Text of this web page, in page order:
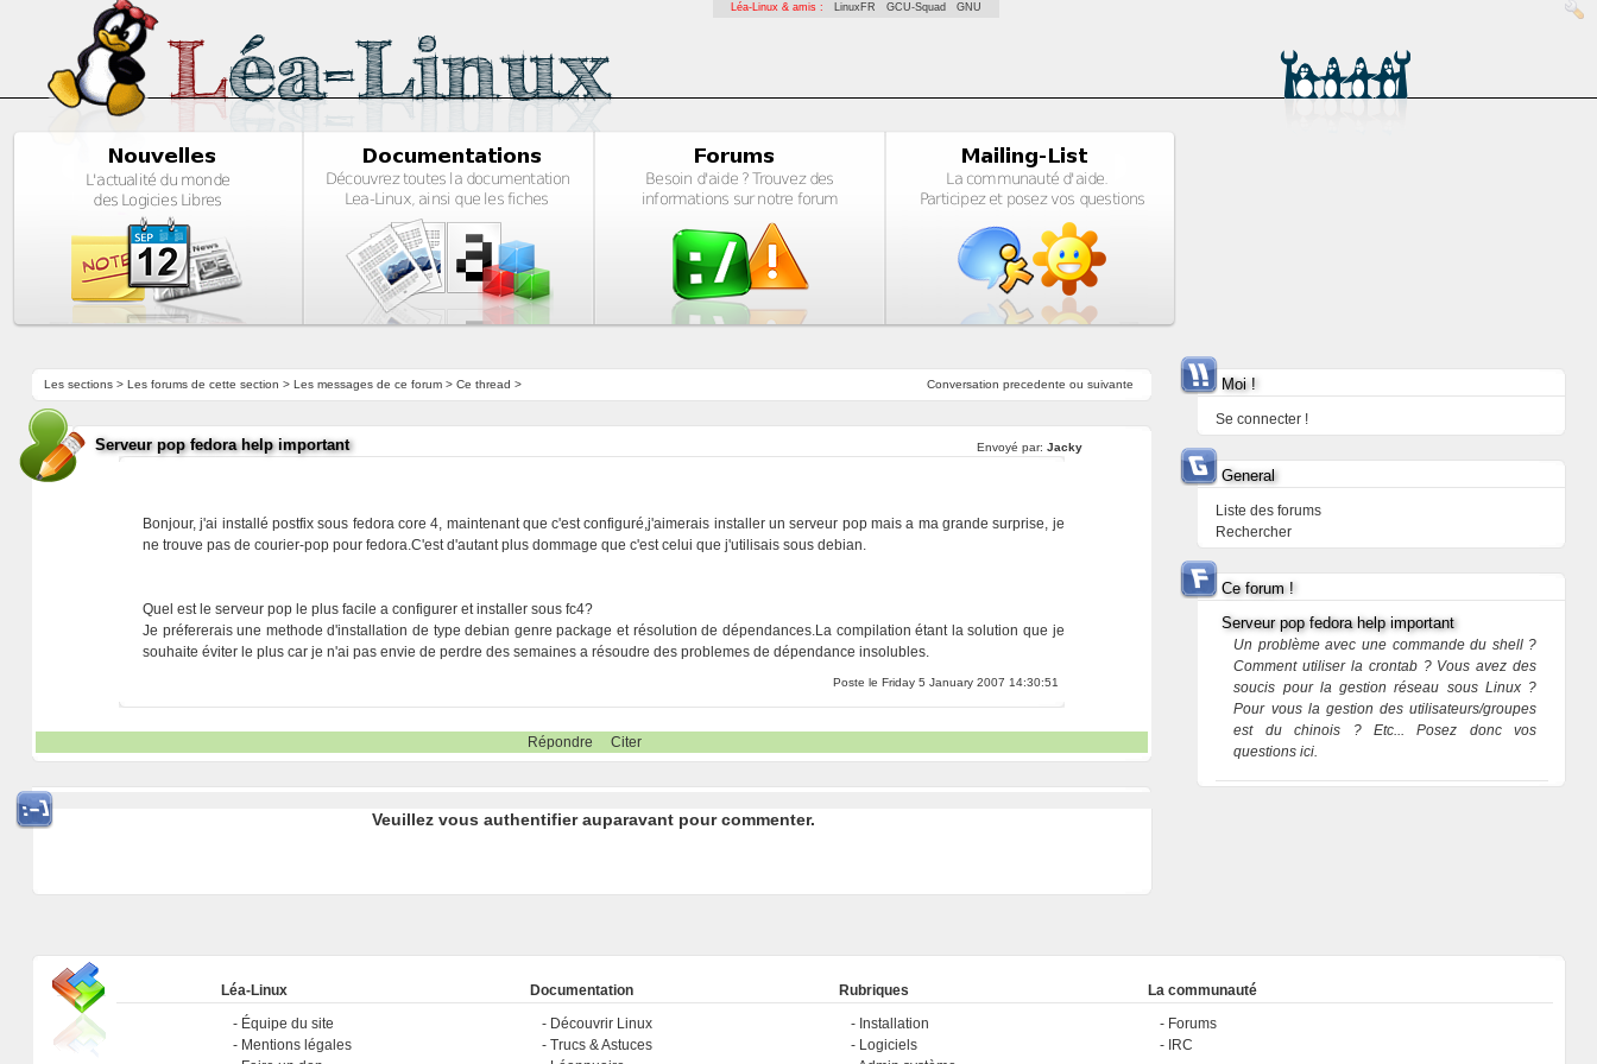
Léa-Linux & amis : LinuxFR GCU-Squad GNU
Conversation precedente ou suivante
Les sections> Les forums de cette section > Les messages de ce forum> Ce thread >
Serveur pop fedora help important Envoyé par: Jacky
Bonjour, j'ai installé postfix sous fedora core 4, maintenant que c'est configuré,j'aimerais installer un serveur pop mais a ma grande surprise, je
ne trouve pas de courier-pop pour fedora.C'est d'autant plus dommage que c'est celui que j'utilisais sous debian.
Quel est le serveur pop le plus facile a configurer et installer sous fc4?
Je préfererais une methode d'installation de type debian genre package et résolution de dépendances.La compilation étant la solution que je
souhaite éviter le plus car je n'ai pas envie de perdre des semaines a résoudre des problemes de dépendance insolubles.
Poste le Friday 5 January 2007 14:30:51
Répondre Citer
Veuillez vous authentifier auparavant pour commenter.
Moi !
Se connecter !
General
Liste des forums
Rechercher
Ce forum !
Serveur pop fedora help important
Un problème avec une commande du shell ?
Comment utiliser la crontab ? Vous avez des
soucis pour la gestion réseau sous Linux ?
Pour vous la gestion des utilisateurs/groupes
est du chinois ? Etc... Posez donc vos
questions ici.
Léa-Linux
Équipe du site
Mentions légales
Documentation
Découvrir Linux
Trucs & Astuces
Rubriques
Installation
Logiciels
La communauté
Forums
IRC